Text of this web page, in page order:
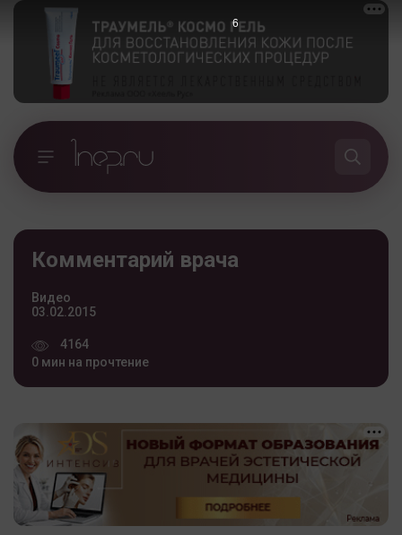
Комментарий врача
Видео
03.02.2015
4164
0 мин на прочтение
5